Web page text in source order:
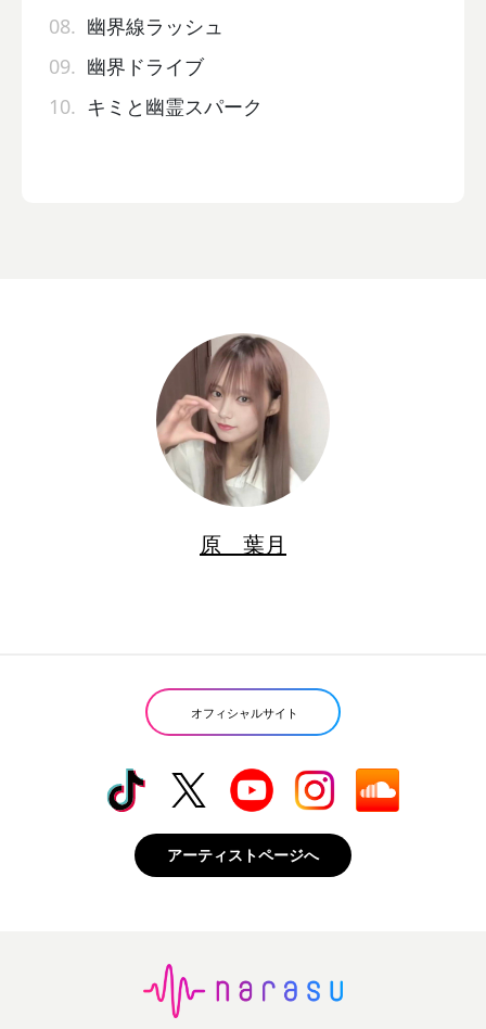
08. 幽界線ラッシュ
09. 幽界ドライブ
10. キミと幽霊スパーク
原 葉月
オフィシャルサイト
アーティストページへ